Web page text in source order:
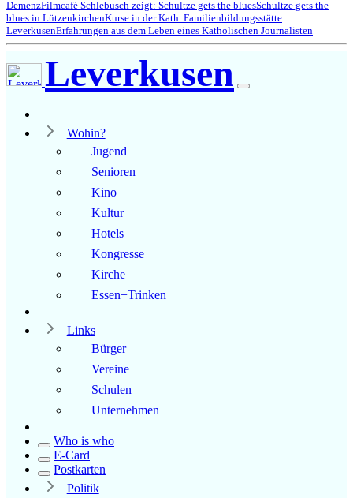
DemenzFilmcafé Schlebusch zeigt: Schultze gets the bluesSchultze gets the
blues in LützenkirchenKurse in der Kath. Familienbildungsstätte
LeverkusenErfahrungen aus dem Leben eines Katholischen Journalisten
Leverkusen
Wohin?
Jugend
Senioren
Kino
Kultur
Hotels
Kongresse
Kirche
Essen+Trinken
Links
Bürger
Vereine
Schulen
Unternehmen
Who is who
E-Card
Postkarten
Politik